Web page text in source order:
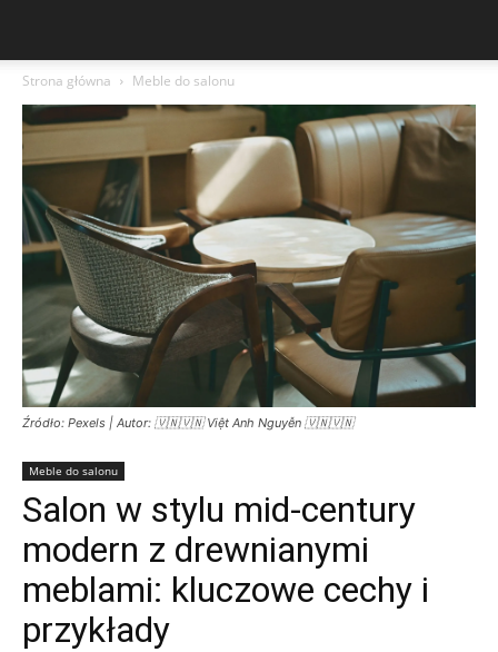
Strona główna Meble do salonu
Źródło: Pexels | Autor: 🇻🇳🇻🇳 Việt Anh Nguyễn 🇻🇳🇻🇳
Meble do salonu
Salon w stylu mid‑century
modern z drewnianymi
meblami: kluczowe cechy i
przykłady